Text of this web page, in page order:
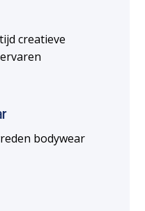
creatieve
bodywear